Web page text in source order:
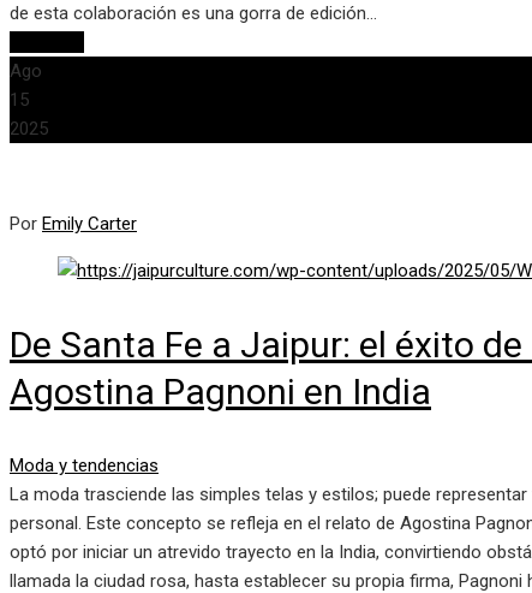
de esta colaboración es una gorra de edición…
Ago
15
2025
Por Emily Carter
De Santa Fe a Jaipur: el éxito
Agostina Pagnoni en India
Moda y tendencias
La moda trasciende las simples telas y estilos; puede
personal. Este concepto se refleja en el relato de Agostina
optó por iniciar un atrevido trayecto en la India, convirtiendo
llamada la ciudad rosa, hasta establecer su propia firma,